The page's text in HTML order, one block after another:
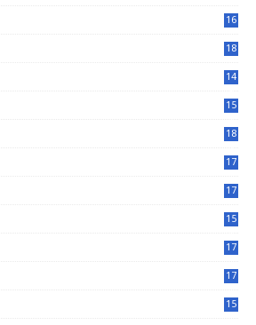
16
18
14
15
18
17
17
15
17
17
15